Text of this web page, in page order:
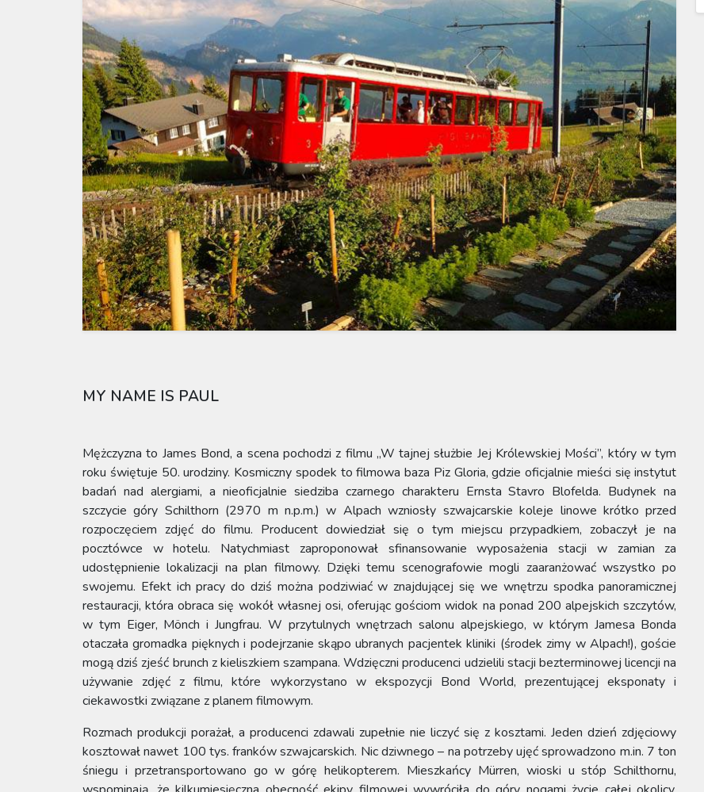
MY NAME IS PAUL
Mężczyzna to James Bond, a scena pochodzi z filmu „W tajnej służbie Jej Królewskiej Mości”, który w tym
roku świętuje 50. urodziny. Kosmiczny spodek to filmowa baza Piz Gloria, gdzie oficjalnie mieści się instytut
badań nad alergiami, a nieoficjalnie siedziba czarnego charakteru Ernsta Stavro Blofelda. Budynek na
szczycie góry Schilthorn (2970 m n.p.m.) w Alpach wzniosły szwajcarskie koleje linowe krótko przed
rozpoczęciem zdjęć do filmu. Producent dowiedział się o tym miejscu przypadkiem, zobaczył je na
pocztówce w hotelu. Natychmiast zaproponował sfinansowanie wyposażenia stacji w zamian za
udostępnienie lokalizacji na plan filmowy. Dzięki temu scenografowie mogli zaaranżować wszystko po
swojemu. Efekt ich pracy do dziś można podziwiać w znajdującej się we wnętrzu spodka panoramicznej
restauracji, która obraca się wokół własnej osi, oferując gościom widok na ponad 200 alpejskich szczytów,
w tym Eiger, Mönch i Jungfrau. W przytulnych wnętrzach salonu alpejskiego, w którym Jamesa Bonda
otaczała gromadka pięknych i podejrzanie skąpo ubranych pacjentek kliniki (środek zimy w Alpach!), goście
mogą dziś zjeść brunch z kieliszkiem szampana. Wdzięczni producenci udzielili stacji bezterminowej licencji na
używanie zdjęć z filmu, które wykorzystano w ekspozycji Bond World, prezentującej eksponaty i
ciekawostki związane z planem filmowym.
Rozmach produkcji porażał, a producenci zdawali zupełnie nie liczyć się z kosztami. Jeden dzień zdjęciowy
kosztował nawet 100 tys. franków szwajcarskich. Nic dziwnego – na potrzeby ujęć sprowadzono m.in. 7 ton
śniegu i przetransportowano go w górę helikopterem. Mieszkańcy Mürren, wioski u stóp Schilthornu,